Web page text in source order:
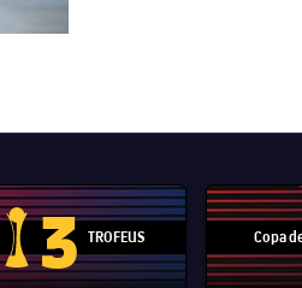
Trofeu del Mundial de Clubs
3 TROFEUS Copa